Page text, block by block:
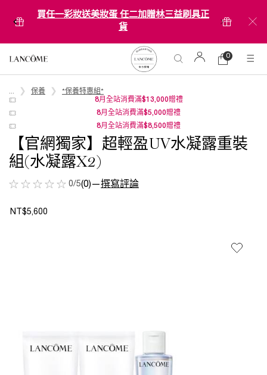
買任一彩妝送美妝蛋 任二加贈林三益刷具正
貨
購
物
0
0 product in
保養
*保養特惠組*
8月全站消費滿$13,000贈禮
8月全站消費滿$5,000贈禮
8月全站消費滿$8,500贈禮
【官網獨家】超輕盈UV水凝露重裝
組(水凝露X2)
0/5(0)—撰寫評論
NT$5,600